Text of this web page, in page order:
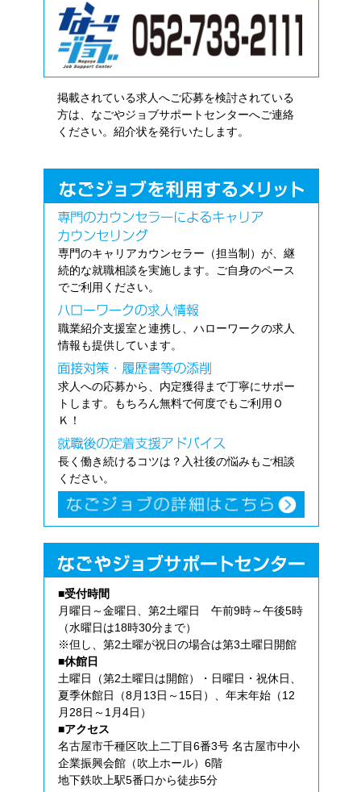
掲載されている求人へご応募を検討されている
方は、なごやジョブサポートセンターへご連絡
ください。紹介状を発行いたします。
専門のキャリアカウンセラー（担当制）が、継
続的な就職相談を実施します。ご自身のペース
でご利用ください。
職業紹介支援室と連携し、ハローワークの求人
情報も提供しています。
求人への応募から、内定獲得まで丁寧にサポー
トします。もちろん無料で何度でもご利用Ｏ
Ｋ！
長く働き続けるコツは？入社後の悩みもご相談
ください。
■受付時間
月曜日～金曜日、第2土曜日 午前9時～午後5時
（水曜日は18時30分まで）
※但し、第2土曜が祝日の場合は第3土曜日開館
■休館日
土曜日（第2土曜日は開館）・日曜日・祝休日、
夏季休館日（8月13日～15日）、年末年始（12
月28日～1月4日）
■アクセス
名古屋市千種区吹上二丁目6番3号 名古屋市中小
企業振興会館（吹上ホール）6階
地下鉄吹上駅5番口から徒歩5分